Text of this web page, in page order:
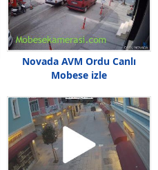
Novada AVM Ordu Canlı
Mobese izle